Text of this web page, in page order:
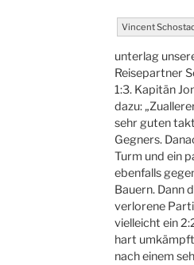
Vincent
unterlag
Reisepartner
1:3. Kapitän
dazu:
sehr guten
Gegners.
Turm und ein
ebenfalls
Bauern. Dann
verlorene
vielleicht ein
hart
nach einem